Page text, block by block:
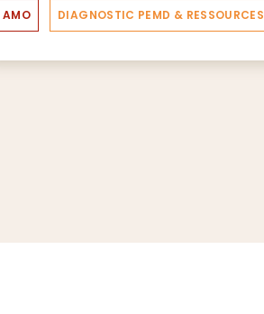
AMO DIAGNOSTIC PEMD & RESSOURCES